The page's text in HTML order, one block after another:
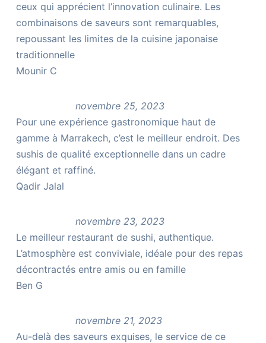
ceux qui apprécient l’innovation culinaire. Les
combinaisons de saveurs sont remarquables,
repoussant les limites de la cuisine japonaise
traditionnelle
Mounir C
novembre 25, 2023
Pour une expérience gastronomique haut de
gamme à Marrakech, c’est le meilleur endroit. Des
sushis de qualité exceptionnelle dans un cadre
élégant et raffiné.
Qadir Jalal
novembre 23, 2023
Le meilleur restaurant de sushi, authentique.
L’atmosphère est conviviale, idéale pour des repas
décontractés entre amis ou en famille
Ben G
novembre 21, 2023
Au-delà des saveurs exquises, le service de ce